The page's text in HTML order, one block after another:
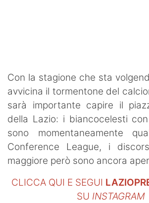
Con la stagione che sta
avvicina il tormentone del
sarà importante capire il
della Lazio: i biancocelesti
sono momentaneamente
Conference League, i
maggiore però sono ancora
CLICCA QUI E SEGUI
SU INSTAGRAM